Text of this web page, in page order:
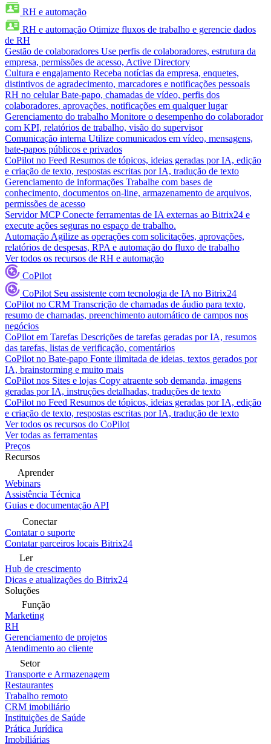
RH e automação
RH e automação Otimize fluxos de trabalho e gerencie dados
de RH
Gestão de colaboradores Use perfis de colaboradores, estrutura da
empresa, permissões de acesso, Active Directory
Cultura e engajamento Receba notícias da empresa, enquetes,
distintivos de agradecimento, marcadores e notificações pessoais
RH no celular Bate-papo, chamadas de vídeo, perfis dos
colaboradores, aprovações, notificações em qualquer lugar
Gerenciamento do trabalho Monitore o desempenho do colaborador
com KPI, relatórios de trabalho, visão do supervisor
Comunicação interna Utilize comunicados em vídeo, mensagens,
bate-papos públicos e privados
CoPilot no Feed Resumos de tópicos, ideias geradas por IA, edição
e criação de texto, respostas escritas por IA, tradução de texto
Gerenciamento de informações Trabalhe com bases de
conhecimento, documentos on-line, armazenamento de arquivos,
permissões de acesso
Servidor MCP Conecte ferramentas de IA externas ao Bitrix24 e
execute ações seguras no espaço de trabalho.
Automação Agilize as operações com solicitações, aprovações,
relatórios de despesas, RPA e automação do fluxo de trabalho
Ver todos os recursos de RH e automação
CoPilot
CoPilot Seu assistente com tecnologia de IA no Bitrix24
CoPilot no CRM Transcrição de chamadas de áudio para texto,
resumo de chamadas, preenchimento automático de campos nos
negócios
CoPilot em Tarefas Descrições de tarefas geradas por IA, resumos
das tarefas, listas de verificação, comentários
CoPilot no Bate-papo Fonte ilimitada de ideias, textos gerados por
IA, brainstorming e muito mais
CoPilot nos Sites e lojas Copy atraente sob demanda, imagens
geradas por IA, instruções detalhadas, traduções de texto
CoPilot no Feed Resumos de tópicos, ideias geradas por IA, edição
e criação de texto, respostas escritas por IA, tradução de texto
Ver todos os recursos do CoPilot
Ver todas as ferramentas
Preços
Recursos
Aprender
Webinars
Assistência Técnica
Guias e documentação API
Conectar
Contatar o suporte
Contatar parceiros locais Bitrix24
Ler
Hub de crescimento
Dicas e atualizações do Bitrix24
Soluções
Função
Marketing
RH
Gerenciamento de projetos
Atendimento ao cliente
Setor
Transporte e Armazenagem
Restaurantes
Trabalho remoto
CRM imobiliário
Instituições de Saúde
Prática Jurídica
Imobiliárias